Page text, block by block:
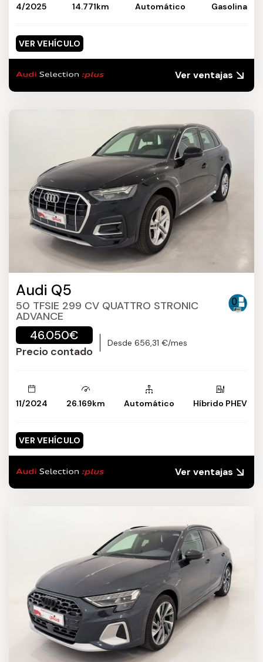
4/2025 14.771km Automático Gasolina
VER VEHÍCULO
Ver ventajas
Audi Q5
50 TFSIE 299 CV QUATTRO STRONIC
ADVANCE
46.050€
Precio contado
Desde 656,31 €/mes
11/2024 26.169km Automático Híbrido PHEV
VER VEHÍCULO
Ver ventajas